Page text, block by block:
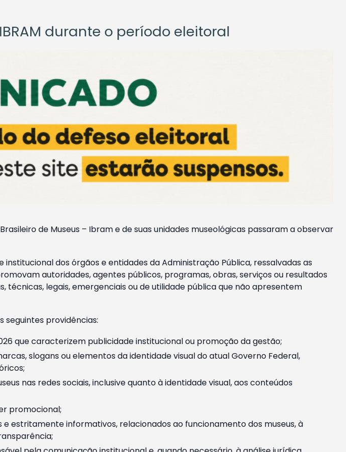
durante o período eleitoral
de Museus – Ibram e de suas unidades museológicas passaram a observar
dos órgãos e entidades da Administração Pública, ressalvadas as
autoridades, agentes públicos, programas, obras, serviços ou resultados
legais, emergenciais ou de utilidade pública que não apresentem
seguintes providências:
que caracterizem publicidade institucional ou promoção da gestão;
slogans ou elementos da identidade visual do atual Governo Federal,
nas redes sociais, inclusive quanto à identidade visual, aos conteúdos
promocional;
estritamente informativos, relacionados ao funcionamento dos museus, à